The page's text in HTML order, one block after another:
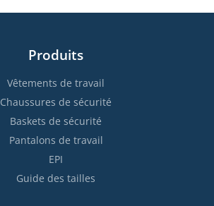
Produits
Vêtements de travail
Chaussures de sécurité
Baskets de sécurité
Pantalons de travail
EPI
Guide des tailles